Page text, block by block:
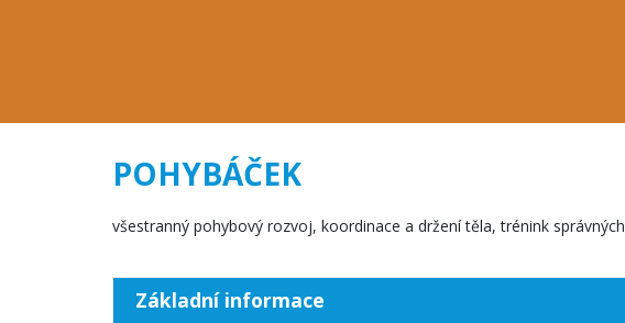
POHYBÁČEK
všestranný pohybový rozvoj, koordinace a držení těla, trénink
Základní informace